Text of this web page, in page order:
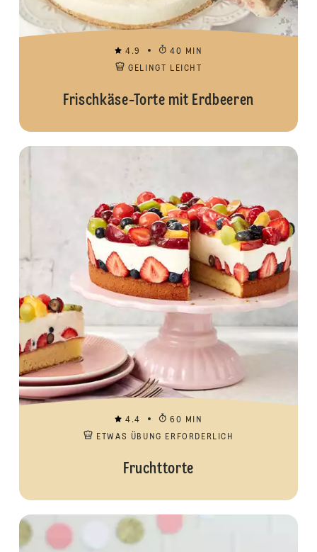
4.9
40 MIN
GELINGT LEICHT
Frischkäse-Torte mit Erdbeeren
4.4
60 MIN
ETWAS ÜBUNG ERFORDERLICH
Fruchttorte